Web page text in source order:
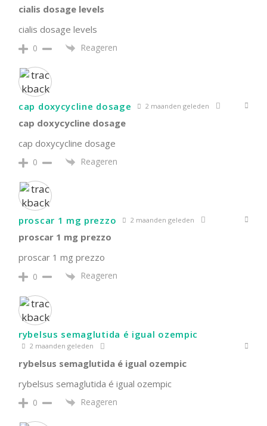
cialis dosage levels
cialis dosage levels
0 Reageren
cap doxycycline dosage 2 maanden geleden
cap doxycycline dosage
cap doxycycline dosage
0 Reageren
proscar 1 mg prezzo 2 maanden geleden
proscar 1 mg prezzo
proscar 1 mg prezzo
0 Reageren
rybelsus semaglutida é igual ozempic
2 maanden geleden
rybelsus semaglutida é igual ozempic
rybelsus semaglutida é igual ozempic
0 Reageren